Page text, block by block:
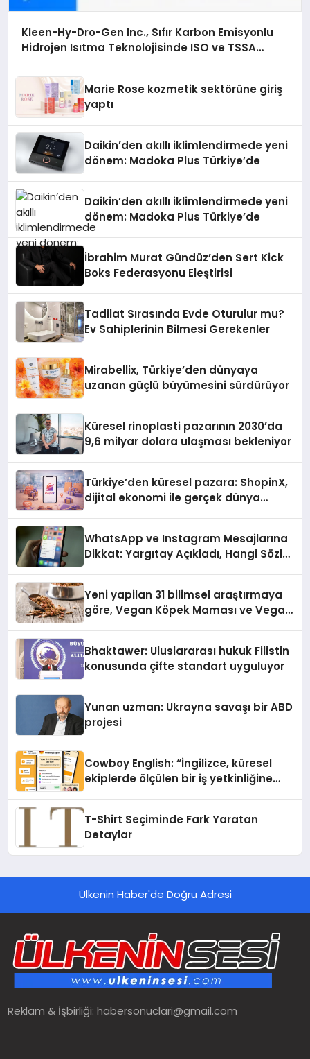
Kleen-Hy-Dro-Gen Inc., Sıfır Karbon Emisyonlu
Hidrojen Isıtma Teknolojisinde ISO ve TSSA
Marie Rose kozmetik sektörüne giriş
yaptı
Daikin’den akıllı iklimlendirmede yeni
dönem: Madoka Plus Türkiye’de
Daikin’den akıllı iklimlendirmede yeni
dönem: Madoka Plus Türkiye’de
İbrahim Murat Gündüz’den Sert Kick
Boks Federasyonu Eleştirisi
Tadilat Sırasında Evde Oturulur mu?
Ev Sahiplerinin Bilmesi Gerekenler
Mirabellix, Türkiye’den dünyaya
uzanan güçlü büyümesini sürdürüyor
Küresel rinoplasti pazarının 2030’da
9,6 milyar dolara ulaşması bekleniyor
Türkiye’den küresel pazara: ShopinX,
dijital ekonomi ile gerçek dünya
WhatsApp ve Instagram Mesajlarına
Dikkat: Yargıtay Açıkladı, Hangi Sözler
Yeni yapilan 31 bilimsel araştırmaya
göre, Vegan Köpek Maması ve Vegan
Bhaktawer: Uluslararası hukuk Filistin
konusunda çifte standart uyguluyor
Yunan uzman: Ukrayna savaşı bir ABD
projesi
Cowboy English: “İngilizce, küresel
ekiplerde ölçülen bir iş yetkinliğine
T-Shirt Seçiminde Fark Yaratan
Detaylar
Ülkenin Haber'de Doğru Adresi
Reklam & İşbirliği:habersonuclari@gmail.com